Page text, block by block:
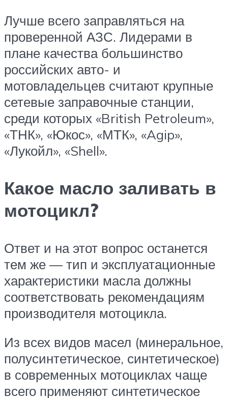
Лучше всего заправляться на
проверенной АЗС. Лидерами в
плане качества большинство
российских авто- и
мотовладельцев считают крупные
сетевые заправочные станции,
среди которых «British Petroleum»,
«ТНК», «Юкос», «МТК», «Agip»,
«Лукойл», «Shell».
Какое масло заливать в
мотоцикл?
Ответ и на этот вопрос останется
тем же — тип и эксплуатационные
характеристики масла должны
соответствовать рекомендациям
производителя мотоцикла.
Из всех видов масел (минеральное,
полусинтетическое, синтетическое)
в современных мотоциклах чаще
всего применяют синтетическое